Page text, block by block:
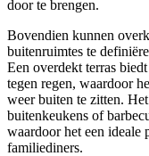
door te brengen.
Bovendien kunnen
buitenruimtes te
Een overdekt terras
tegen regen, waardoor
weer buiten te zitten.
buitenkeukens of
waardoor het een ideale
familiediners.